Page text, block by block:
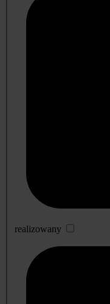
realizowany